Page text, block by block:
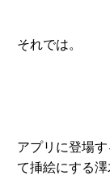
それでは。
アプリに登場
て挿絵にする